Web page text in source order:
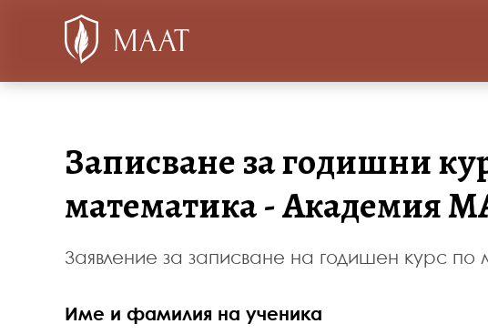
Записване за годишни
математика - Академия
Заявление за записване на годишен курс по
Име и фамилия на ученика